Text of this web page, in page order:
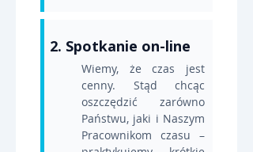
2. Spotkanie on-line
Wiemy, że czas jest
cenny. Stąd chcąc
oszczędzić zarówno
Państwu, jaki i Naszym
Pracownikom czasu –